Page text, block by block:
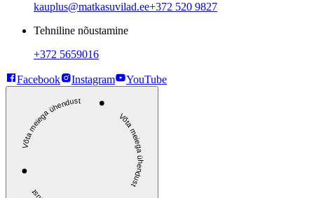
kauplus@matkasuvilad.ee+372 520 9827
Tehniline nõustamine
+372 5659016
Facebook Instagram YouTube
Võta meiega ühendust Võta meiega ühendust